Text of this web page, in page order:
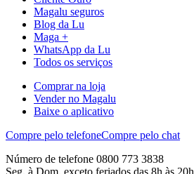
Magalu seguros
Blog da Lu
Maga +
WhatsApp da Lu
Todos os serviços
Comprar na loja
Vender no Magalu
Baixe o aplicativo
Compre pelo telefoneCompre pelo chat
Número de telefone 0800 773 3838
Seg. à Dom. exceto feriados das 8h às 20h